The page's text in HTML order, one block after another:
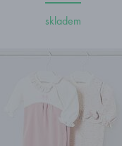
skladem